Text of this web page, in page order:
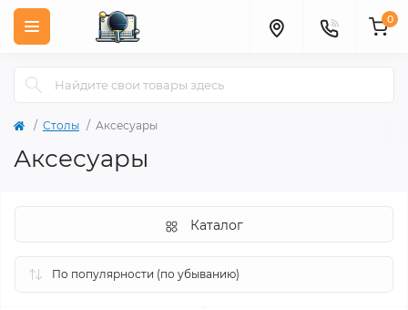
0
Столы Аксесуары
Аксесуары
Каталог